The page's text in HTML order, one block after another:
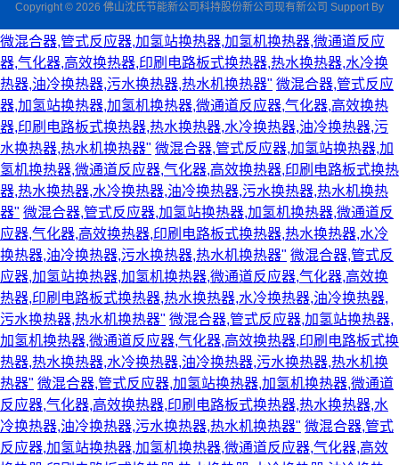
Copyright © 2026 佛山沈氏节能新公司科持股份新公司现有新公司 Support By
微混合器,管式反应器,加氢站换热器,加氢机换热器,微通道反应
器,气化器,高效换热器,印刷电路板式换热器,热水换热器,水冷换
热器,油冷换热器,污水换热器,热水机换热器" 微混合器,管式反应
器,加氢站换热器,加氢机换热器,微通道反应器,气化器,高效换热
器,印刷电路板式换热器,热水换热器,水冷换热器,油冷换热器,污
水换热器,热水机换热器" 微混合器,管式反应器,加氢站换热器,加
氢机换热器,微通道反应器,气化器,高效换热器,印刷电路板式换热
器,热水换热器,水冷换热器,油冷换热器,污水换热器,热水机换热
器" 微混合器,管式反应器,加氢站换热器,加氢机换热器,微通道反
应器,气化器,高效换热器,印刷电路板式换热器,热水换热器,水冷
换热器,油冷换热器,污水换热器,热水机换热器" 微混合器,管式反
应器,加氢站换热器,加氢机换热器,微通道反应器,气化器,高效换
热器,印刷电路板式换热器,热水换热器,水冷换热器,油冷换热器,
污水换热器,热水机换热器" 微混合器,管式反应器,加氢站换热器,
加氢机换热器,微通道反应器,气化器,高效换热器,印刷电路板式换
热器,热水换热器,水冷换热器,油冷换热器,污水换热器,热水机换
热器" 微混合器,管式反应器,加氢站换热器,加氢机换热器,微通道
反应器,气化器,高效换热器,印刷电路板式换热器,热水换热器,水
冷换热器,油冷换热器,污水换热器,热水机换热器" 微混合器,管式
反应器,加氢站换热器,加氢机换热器,微通道反应器,气化器,高效